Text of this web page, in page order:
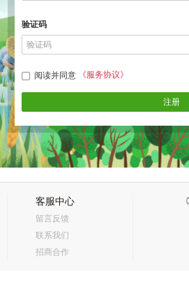
验证码
阅读并同意 《服务协议》
注册
客服中心
留言反馈
联系我们
招商合作